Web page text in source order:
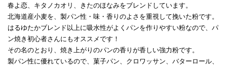
春よ恋、キタノカオリ、きたのほなみをブレンドしています。
北海道産小麦を、製パン性・味・香りのよさを重視して挽いた粉です。
はるゆたかブレンド以上に吸水性がよくパンを作りやすい粉なので、パ
ン焼き初心者さんにもオススメです！
その名のとおり、焼き上がりのパンの香りが香しい強力粉です。
製パン性に優れているので、菓子パン、クロワッサン、バターロール、